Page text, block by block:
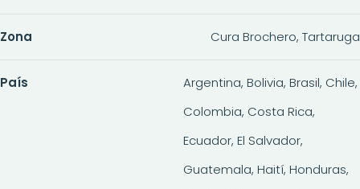
Zona Cura Brochero, Tartaruga
País
Argentina, Bolivia, Brasil, Chile,
Colombia, Costa Rica,
Ecuador, El Salvador,
Guatemala, Haití, Honduras,